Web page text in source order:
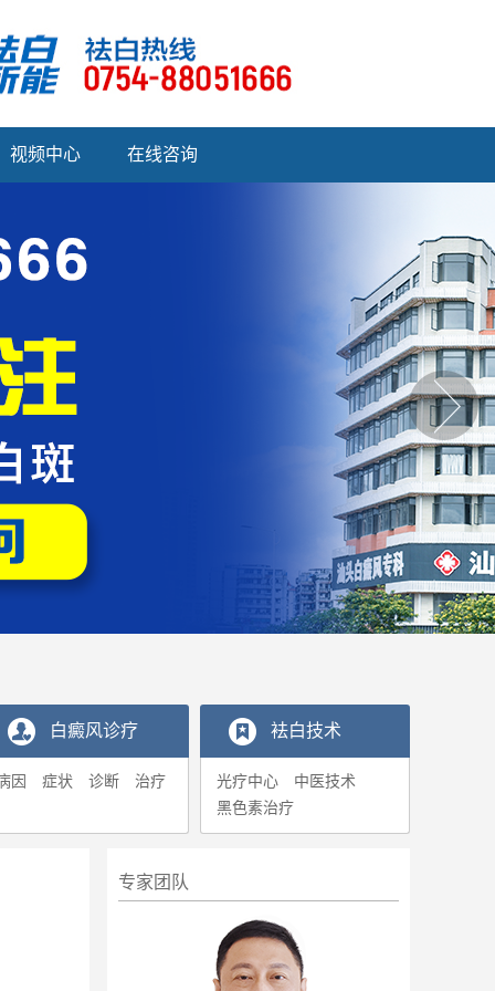
视频中心 在线咨询
白癜风诊疗
因 症状 诊断 治疗
袪白技术
光疗中心
中医技术
黑色素治疗
专家团队